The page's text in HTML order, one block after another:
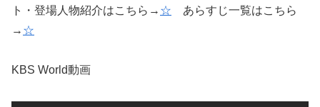
ト・登場人物紹介はこちら→ ☆ あらすじ一覧はこちら
→ ☆
KBS World動画